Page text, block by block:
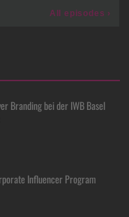
Branding bei der IWB Basel
Influencer Program